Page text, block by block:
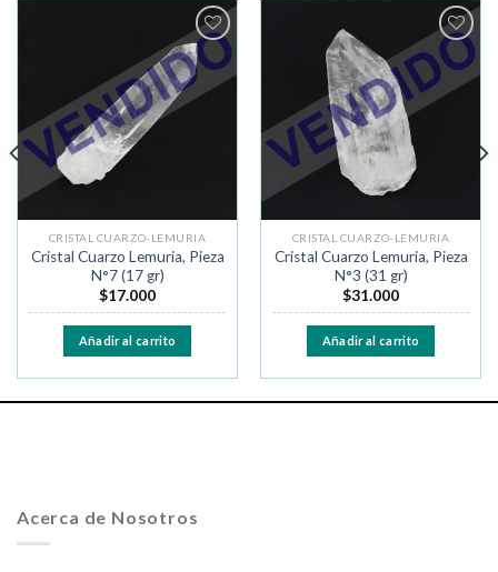
Añadir
a la
lista de
deseos
CRISTAL CUARZO-LEMURIA
Cristal Cuarzo Lemuria, Pieza
N°7 (17 gr)
$17.000
Añadir al carrito
Añadir
a la
lista de
deseos
CRISTAL CUARZO-LEMURIA
Cristal Cuarzo Lemuria, Pieza
N°3 (31 gr)
$31.000
Añadir al carrito
Acerca de Nosotros